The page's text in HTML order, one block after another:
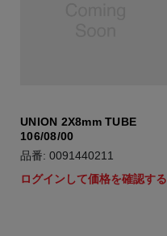
UNION 2X8mm TUBE
106/08/00
品番: 0091440211
ログインして価格を確認する